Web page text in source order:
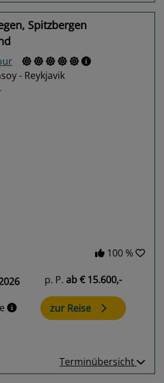
Spitzbergen
- Reykjavik
100 %
p. P. ab€ 15.600,-
zur Reise
Terminübersicht